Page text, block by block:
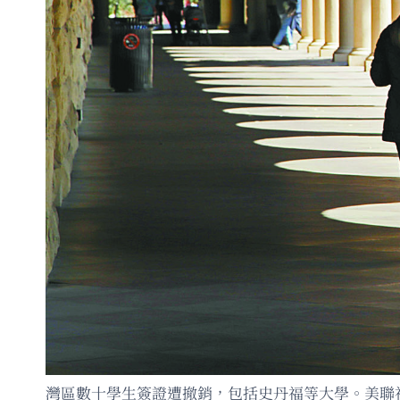
灣區數十學生簽證遭撤銷，包括史丹福等大學。美聯